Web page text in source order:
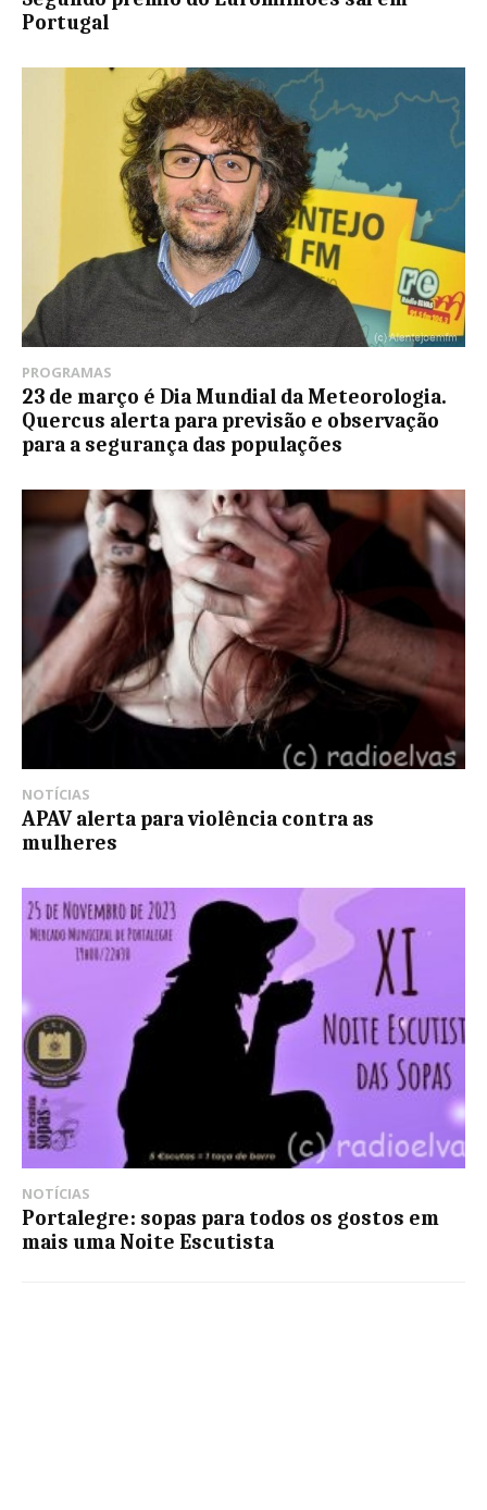
Portugal
PROGRAMAS
23 de março é Dia Mundial da Meteorologia.
Quercus alerta para previsão e observação
para a segurança das populações
NOTÍCIAS
APAV alerta para violência contra as
mulheres
NOTÍCIAS
Portalegre: sopas para todos os gostos em
mais uma Noite Escutista